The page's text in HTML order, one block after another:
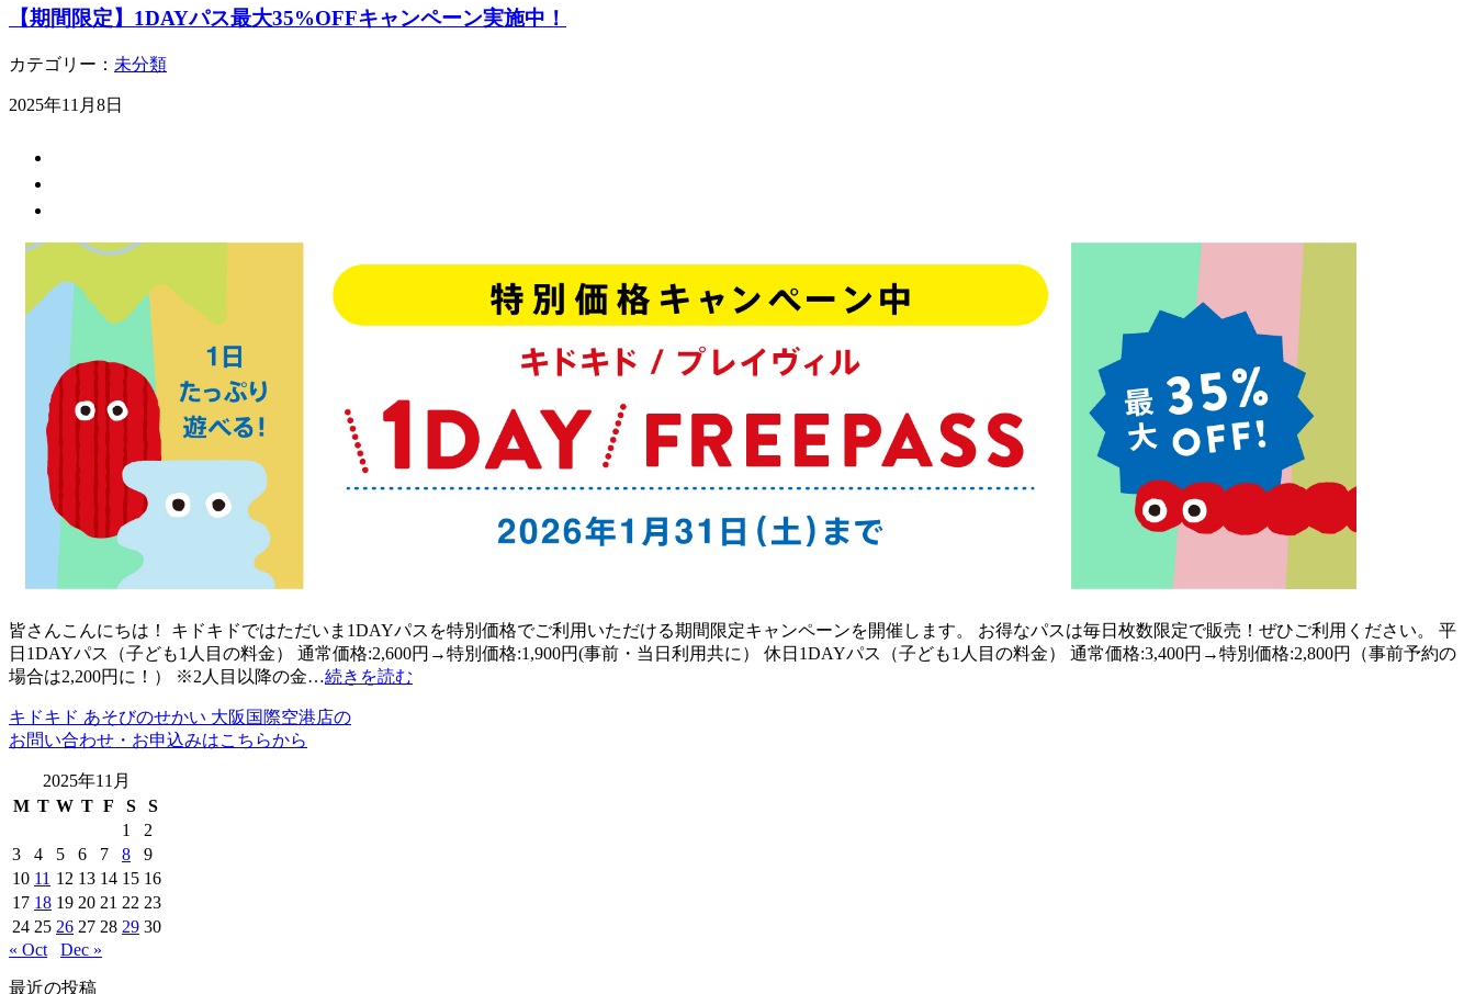
【期間限定】1DAYパス最大35%OFFキャンペーン実施中！
カテゴリー： 未分類
2025年11月8日
皆さんこんにちは！ キドキドではただいま1DAYパスを特別価格でご利用いただける期間限定キャンペーンを開催します。 お得なパスは毎日枚数限定で販売！ぜひご利用ください。 平
日1DAYパス（子ども1人目の料金） 通常価格:2,600円→特別価格:1,900円(事前・当日利用共に） 休日1DAYパス（子ども1人目の料金） 通常価格:3,400円→特別価格:2,800円（事前予約の
場合は2,200円に！） ※2人目以降の金…続きを読む
キドキド あそびのせかい 大阪国際空港店の
お問い合わせ・お申込みはこちらから
2025年11月
M T W T F S
S
1
2
3
4 5 6 7 8
9
10 11 12 13 14 15 16
17 18 19 20 21 22 23
24 25 26 27 28 29 30
« Oct
Dec »
最近の投稿